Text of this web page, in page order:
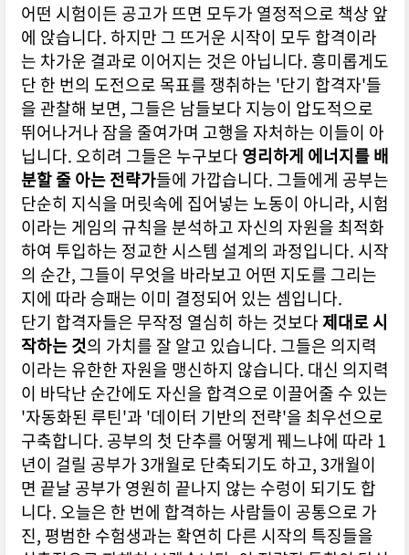
어떤 시험이든 공고가 뜨면 모두가 열정적으로 책상 앞
에 앉습니다. 하지만 그 뜨거운 시작이 모두 합격이라
는 차가운 결과로 이어지는 것은 아닙니다. 흥미롭게도
단 한 번의 도전으로 목표를 쟁취하는 '단기 합격자'들
을 관찰해 보면, 그들은 남들보다 지능이 압도적으로
뛰어나거나 잠을 줄여가며 고행을 자처하는 이들이 아
닙니다. 오히려 그들은 누구보다 영리하게 에너지를 배
분할 줄 아는 전략가들에 가깝습니다. 그들에게 공부는
단순히 지식을 머릿속에 집어넣는 노동이 아니라, 시험
이라는 게임의 규칙을 분석하고 자신의 자원을 최적화
하여 투입하는 정교한 시스템 설계의 과정입니다. 시작
의 순간, 그들이 무엇을 바라보고 어떤 지도를 그리는
지에 따라 승패는 이미 결정되어 있는 셈입니다.
단기 합격자들은 무작정 열심히 하는 것보다제대로 시
작하는 것의 가치를 잘 알고 있습니다. 그들은 의지력
이라는 유한한 자원을 맹신하지 않습니다. 대신 의지력
이 바닥난 순간에도 자신을 합격으로 이끌어줄 수 있는
'자동화된 루틴'과 '데이터 기반의 전략'을 최우선으로
구축합니다. 공부의 첫 단추를 어떻게 꿰느냐에 따라 1
년이 걸릴 공부가 3개월로 단축되기도 하고, 3개월이
면 끝날 공부가 영원히 끝나지 않는 수렁이 되기도 합
니다. 오늘은 한 번에 합격하는 사람들이 공통으로 가
진, 평범한 수험생과는 확연히 다른 시작의 특징들을